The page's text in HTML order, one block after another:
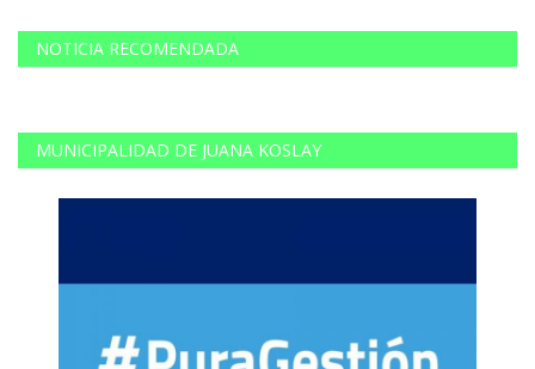
NOTICIA RECOMENDADA
MUNICIPALIDAD DE JUANA KOSLAY